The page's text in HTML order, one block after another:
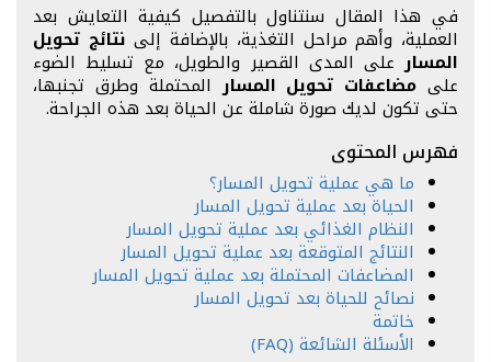
في هذا المقال سنتناول بالتفصيل كيفية التعايش بعد
العملية، وأهم مراحل التغذية، بالإضافة إلى نتائج تحويل
المسارعلى المدى القصير والطويل، مع تسليط الضوء
على مضاعفات تحويل المسارالمحتملة وطرق تجنبها،
حتى تكون لديك صورة شاملة عن الحياة بعد هذه الجراحة.
فهرس المحتوى
ما هي عملية تحويل المسار؟
الحياة بعد عملية تحويل المسار
النظام الغذائي بعد عملية تحويل المسار
النتائج المتوقعة بعد عملية تحويل المسار
المضاعفات المحتملة بعد عملية تحويل المسار
نصائح للحياة بعد تحويل المسار
خاتمة
الأسئلة الشائعة (FAQ)